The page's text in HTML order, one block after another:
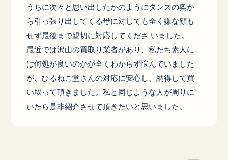
うちに次々と思い出したかのようにタンスの奥か
ら引っ張り出してくる母に対しても全く嫌な顔も
せず最後まで親切に対応してくださ いました。
最近では沢山の買取り業者があり、私たち素人に
は何処が良いのかが全くわからず悩んでいました
が、ひるねこ堂さんの対応に安心し、納得して買
い取って頂きました。私と同じような人が周りに
いたら是非紹介させて頂きたいと思いました。